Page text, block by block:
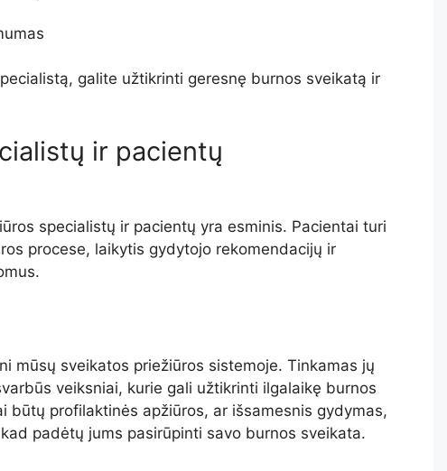
galite užtikrinti geresnę burnos sveikatą ir
ir pacientų
specialistų ir pacientų yra esminis. Pacientai turi
procese, laikytis gydytojo rekomendacijų ir
mūsų sveikatos priežiūros sistemoje. Tinkamas jų
veiksniai, kurie gali užtikrinti ilgalaikę burnos
būtų profilaktinės apžiūros, ar išsamesnis gydymas,
padėtų jums pasirūpinti savo burnos sveikata.